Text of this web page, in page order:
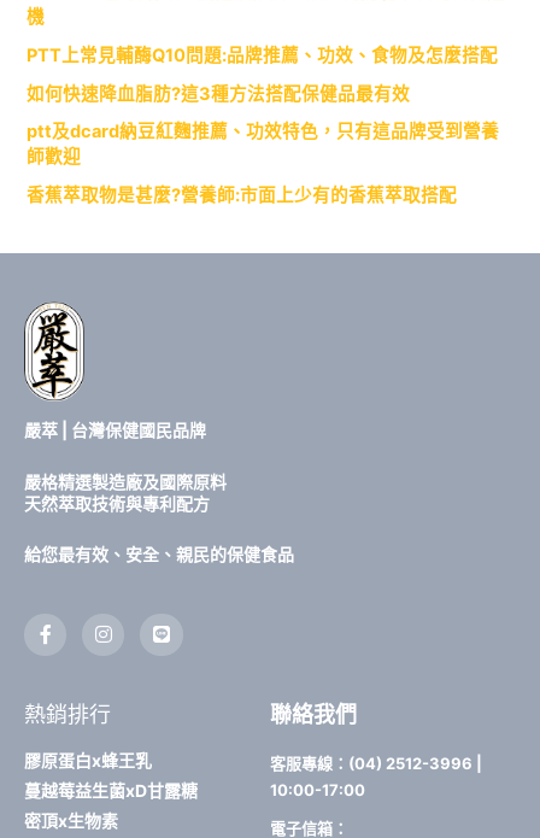
機
PTT上常見輔酶Q10問題:品牌推薦、功效、食物及怎麼搭配
如何快速降血脂肪?這3種方法搭配保健品最有效
ptt及dcard納豆紅麴推薦、功效特色，只有這品牌受到營養
師歡迎
香蕉萃取物是甚麼?營養師:市面上少有的香蕉萃取搭配
嚴萃 | 台灣保健國民品牌
嚴格精選製造廠及國際原料
天然萃取技術與專利配方
給您最有效、安全、親民的保健食品
F
a
b
o
k
-
f
I
n
a
g
a
m
L
i
熱銷排行
膠原蛋白x蜂王乳
蔓越莓益生菌xD甘露糖
密頂x生物素
聯絡我們
客服專線：(04) 2512-3996 |
10:00-17:00
電子信箱：